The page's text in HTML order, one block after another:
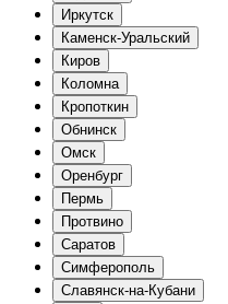
Иркутск
Каменск-Уральский
Киров
Коломна
Кропоткин
Обнинск
Омск
Оренбург
Пермь
Протвино
Саратов
Симферополь
Славянск-на-Кубани